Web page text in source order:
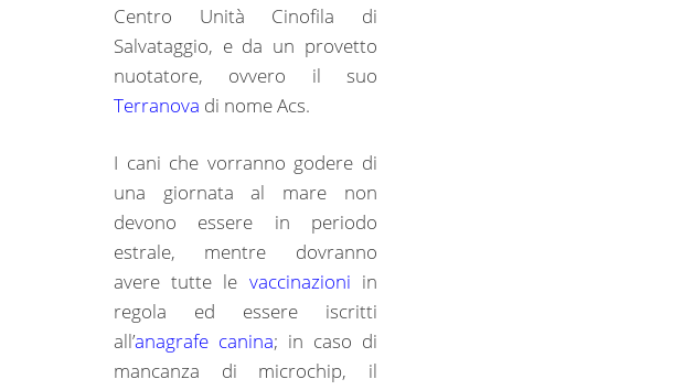
Centro Unità Cinofila di
Salvataggio, e da un provetto
nuotatore, ovvero il suo
Terranova di nome Acs.
I cani che vorranno godere di
una giornata al mare non
devono essere in periodo
estrale, mentre dovranno
avere tutte le vaccinazioni in
regola ed essere iscritti
all’anagrafe canina; in caso di
mancanza di microchip, il